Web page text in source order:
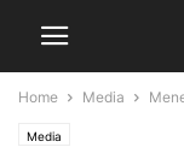
Home Media
Media